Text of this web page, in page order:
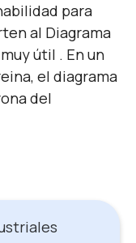
para
al Diagrama
útil . En un
el diagrama
del